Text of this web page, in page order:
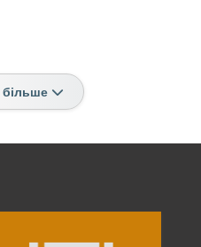
більше